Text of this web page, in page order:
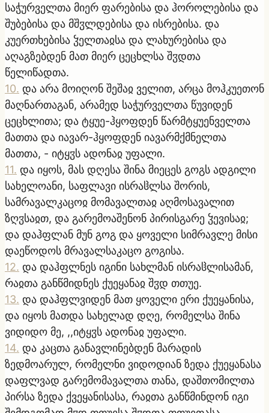
საჭურველთა მიერ ფარებისა და ჰოროლებისა და
შუბებისა და მშჳლდებისა და ისრებისა. და
კუერთხებისა ჴელთაჲსა და ლახურებისა და
აღაგზებდენ მათ მიერ ცეცხლსა შჳდთა
წელიწადთა.
10. და არა მოიღონ შეშაჲ ველით, არცა მოჰკუეთონ
მაღნართაგან, არამედ საჭურველთა წუვიდენ
ცეცხლითა; და ტყუე-ჰყოფდენ წარმტყუენველთა
მათთა და იავარ-ჰყოფდენ იავარმქმნელთა
მათთა, - იტყჳს ადონაჲ უფალი.
11. და იყოს, მას დღესა შინა მიეცეს გოგს ადგილი
სახელოანი, საფლავი ისრაჱლსა შორის,
სამრავალკაცოჲ მომავალთაჲ აღმოსავალით
ზღჳსაჲთ, და გარემოაშენონ პირისგარე ჴევისაჲ;
და დაჰფლან მუნ გოგ და ყოველი სიმრავლე მისი
დაეწოდოს მრავალსაკაცო გოგისა.
12. და დაჰფლნეს იგინი სახლმან ისრაჱლისამან,
რაჲთა განწმიდნეს ქუეყანაჲ შჳდ თთუე.
13. და დაჰფლვიდენ მათ ყოველი ერი ქუეყანისა,
და იყოს მათდა სახელად დღე, რომელსა შინა
ვიდიდო მე, ,,იტყჳს ადონაჲ უფალი.
14. და კაცთა განავლინებდენ მარადის
ზედმოარულ, რომელნი ვიდოდიან ზედა ქუეყანასა
დაფლვად გარემომავალთა თანა, დაშთომილთა
პირსა ზედა ქვეყანისასა, რაჲთა განწმინდონ იგი